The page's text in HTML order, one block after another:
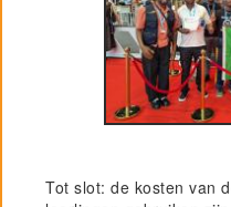
Tot slot: de kosten van